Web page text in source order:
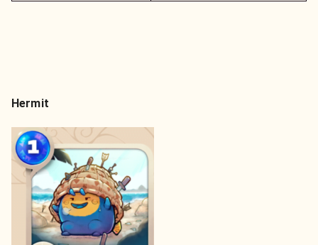
Hermit